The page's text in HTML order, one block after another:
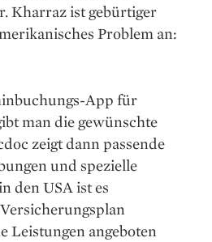
Kharraz ist gebürtiger
Problem an:
App für
man die gewünschte
zeigt dann passende
und spezielle
den USA ist es
Leistungen ange­boten